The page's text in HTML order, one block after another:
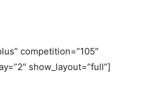
competition=”105″
show_layout=”full”]